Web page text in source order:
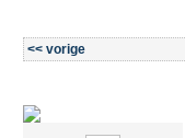
<< vorige